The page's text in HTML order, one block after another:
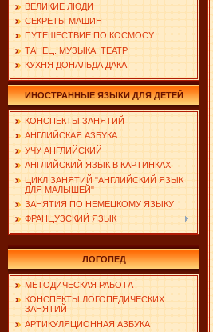
ВЕЛИКИЕ ЛЮДИ
СЕКРЕТЫ МАШИН
ПУТЕШЕСТВИЕ ПО КОСМОСУ
ТАНЕЦ. МУЗЫКА. ТЕАТР
КУХНЯ ДОНАЛЬДА ДАКА
ИНОСТРАННЫЕ ЯЗЫКИ ДЛЯ ДЕТЕЙ
КОНСПЕКТЫ ЗАНЯТИЙ
АНГЛИЙСКАЯ АЗБУКА
УЧУ АНГЛИЙСКИЙ
АНГЛИЙСКИЙ ЯЗЫК В КАРТИНКАХ
ЦИКЛ ЗАНЯТИЙ "АНГЛИЙСКИЙ ЯЗЫК
ДЛЯ МАЛЫШЕЙ"
ЗАНЯТИЯ ПО НЕМЕЦКОМУ ЯЗЫКУ
ФРАНЦУЗСКИЙ ЯЗЫК
ЛОГОПЕД
МЕТОДИЧЕСКАЯ РАБОТА
КОНСПЕКТЫ ЛОГОПЕДИЧЕСКИХ
ЗАНЯТИЙ
АРТИКУЛЯЦИОННАЯ АЗБУКА